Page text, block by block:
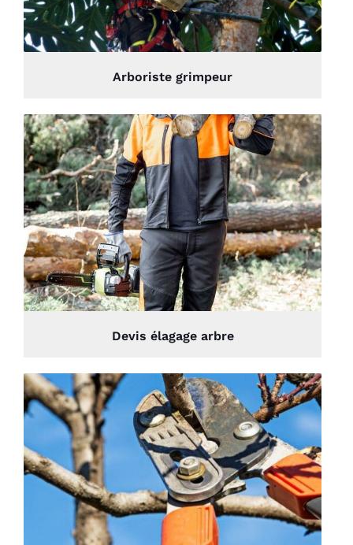
Arboriste grimpeur
Devis élagage arbre